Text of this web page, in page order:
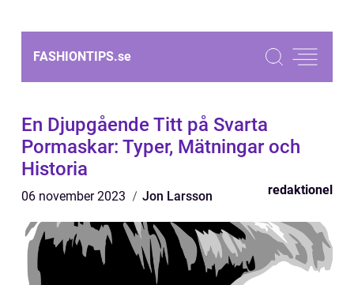
FASHIONTIPS.se
En Djupgående Titt på Svarta
Pormaskar: Typer, Mätningar och
Historia
06 november 2023 Jon Larsson redaktionel